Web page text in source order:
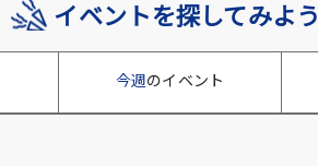
イベントを探してみよう
今週のイベント